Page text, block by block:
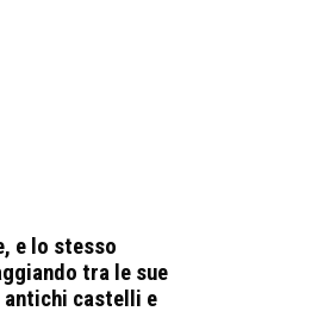
e lo stesso
tra le sue
castelli e